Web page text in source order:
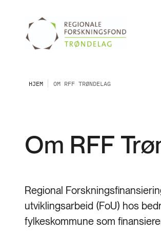
HJEM OM RFF TRØNDELAG
Om RFF
Regional
utviklingsarbeid (FoU) hos
fylkeskommune som